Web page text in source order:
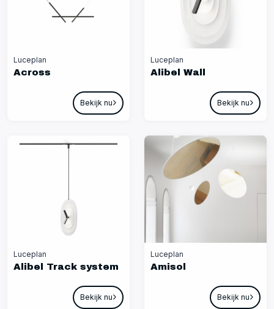
Luceplan
Across
Bekijk nu
Luceplan
Alibel Wall
Bekijk nu
Luceplan
Alibel Track system
Bekijk nu
Luceplan
Amisol
Bekijk nu